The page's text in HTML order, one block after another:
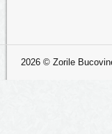
2026 © Zorile